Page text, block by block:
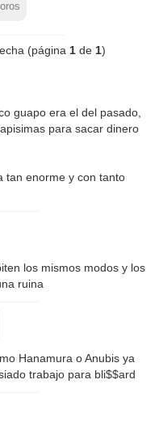
(página 1de 1)
guapo era el del pasado,
para sacar dinero
tan enorme y con tanto
los mismos modos y los
ruina
Hanamura o Anubis ya
trabajo para bli$$ard